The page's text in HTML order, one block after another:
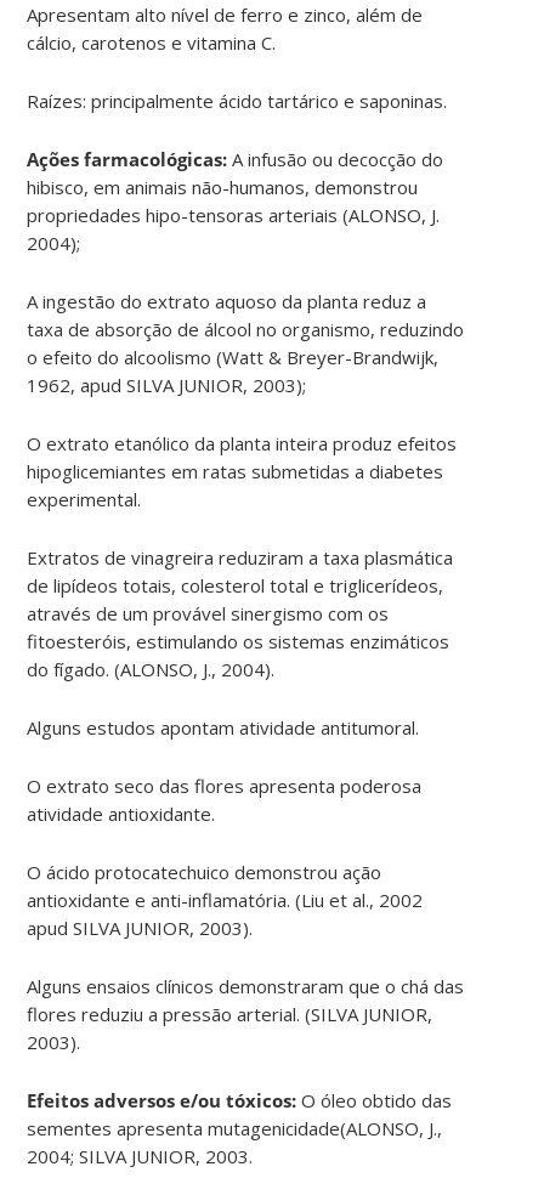
Apresentam alto nível de ferro e zinco, além de
cálcio, carotenos e vitamina C.
Raízes: principalmente ácido tartárico e saponinas.
Ações farmacológicas: A infusão ou decocção do
hibisco, em animais não-humanos, demonstrou
propriedades hipo-tensoras arteriais (ALONSO, J.
2004);
A ingestão do extrato aquoso da planta reduz a
taxa de absorção de álcool no organismo, reduzindo
o efeito do alcoolismo (Watt & Breyer-Brandwijk,
1962, apud SILVA JUNIOR, 2003);
O extrato etanólico da planta inteira produz efeitos
hipoglicemiantes em ratas submetidas a diabetes
experimental.
Extratos de vinagreira reduziram a taxa plasmática
de lipídeos totais, colesterol total e triglicerídeos,
através de um provável sinergismo com os
fitoesteróis, estimulando os sistemas enzimáticos
do fígado. (ALONSO, J., 2004).
Alguns estudos apontam atividade antitumoral.
O extrato seco das flores apresenta poderosa
atividade antioxidante.
O ácido protocatechuico demonstrou ação
antioxidante e anti-inflamatória. (Liu et al., 2002
apud SILVA JUNIOR, 2003).
Alguns ensaios clínicos demonstraram que o chá das
flores reduziu a pressão arterial. (SILVA JUNIOR,
2003).
Efeitos adversos e/ou tóxicos: O óleo obtido das
sementes apresenta mutagenicidade(ALONSO, J.,
2004; SILVA JUNIOR, 2003.